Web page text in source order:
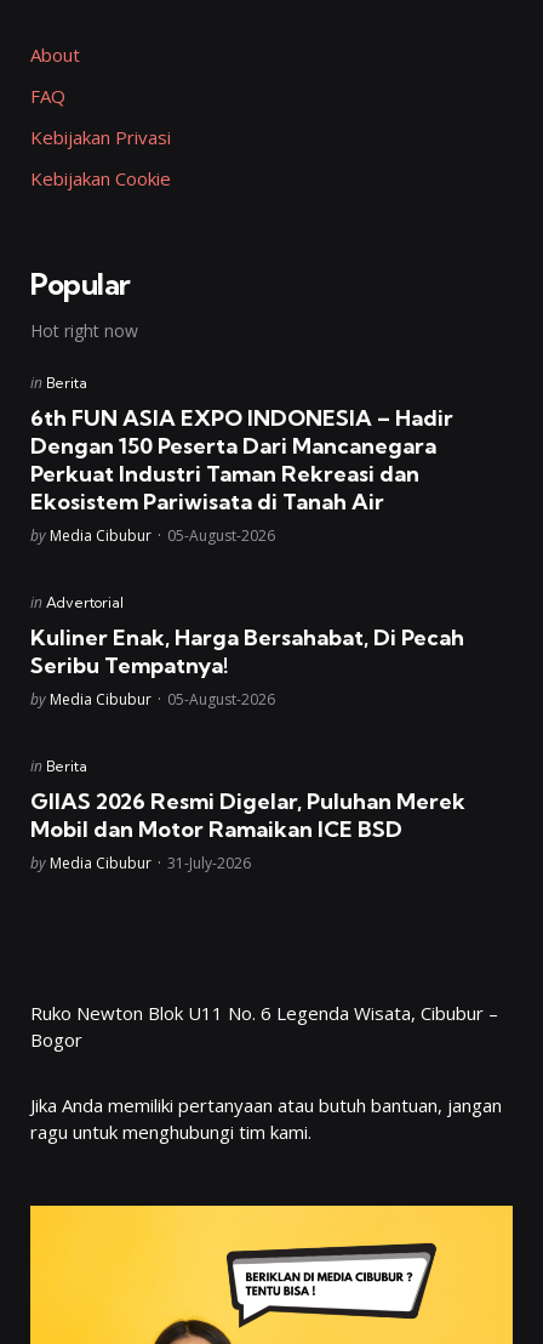
About
FAQ
Kebijakan Privasi
Kebijakan Cookie
Popular
Hot right now
Posted
in Berita
6th FUN ASIA EXPO INDONESIA – Hadir
Dengan 150 Peserta Dari Mancanegara
Perkuat Industri Taman Rekreasi dan
Ekosistem Pariwisata di Tanah Air
Posted
by Media Cibubur 05-August-2026
Posted
in Advertorial
Kuliner Enak, Harga Bersahabat, Di Pecah
Seribu Tempatnya!
Posted
by Media Cibubur 05-August-2026
Posted
in Berita
GIIAS 2026 Resmi Digelar, Puluhan Merek
Mobil dan Motor Ramaikan ICE BSD
Posted
by Media Cibubur 31-July-2026
Ruko Newton Blok U11 No. 6 Legenda Wisata, Cibubur –
Bogor
Jika Anda memiliki pertanyaan atau butuh bantuan, jangan
ragu untuk menghubungi tim kami.